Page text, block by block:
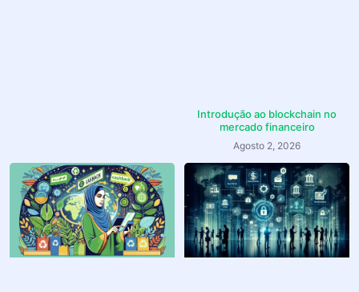
Introdução ao blockchain no
mercado financeiro
Agosto 2, 2026